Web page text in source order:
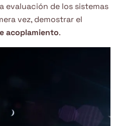
evaluación de los sistemas
vez, demostrar el
acoplamiento.